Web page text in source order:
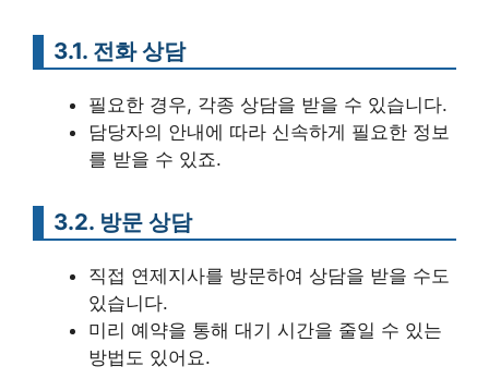
3.1. 전화 상담
필요한 경우, 각종 상담을 받을 수 있습니다.
담당자의 안내에 따라 신속하게 필요한 정보
를 받을 수 있죠.
3.2. 방문 상담
직접 연제지사를 방문하여 상담을 받을 수도
있습니다.
미리 예약을 통해 대기 시간을 줄일 수 있는
방법도 있어요.